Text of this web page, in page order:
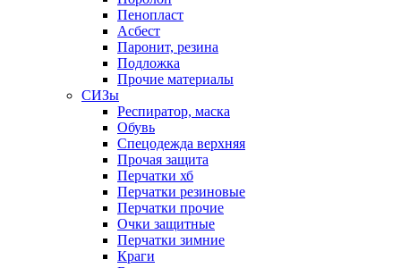
Пенопласт
Асбест
Паронит, резина
Подложка
Прочие материалы
СИЗы
Респиратор, маска
Обувь
Спецодежда верхняя
Прочая защита
Перчатки хб
Перчатки резиновые
Перчатки прочие
Очки защитные
Перчатки зимние
Краги